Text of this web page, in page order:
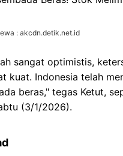
: akcdn.detik.net.id
sangat optimistis,
kuat. Indonesia telah
beras," tegas Ketut,
(3/1/2026).